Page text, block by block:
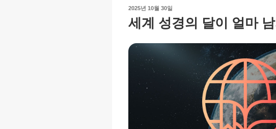
작
일
2025년 10월 30일
세계 성경의 달이 얼마